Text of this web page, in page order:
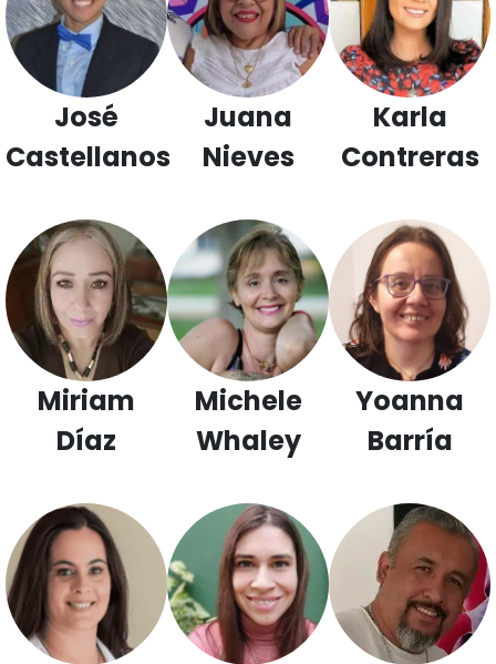
José
Castellanos
Juana
Nieves
Karla
Contreras
Miriam
Díaz
Michele
Whaley
Yoanna
Barría